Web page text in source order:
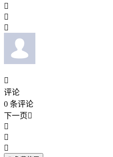




评论
0 条评论
下一页


